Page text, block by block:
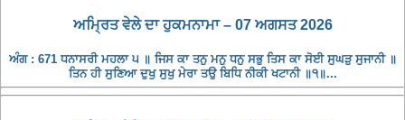
ਅਮ੍ਰਿਤ ਵੇਲੇ ਦਾ ਹੁਕਮਨਾਮਾ – 07 ਅਗਸਤ 2026
ਅੰਗ : 671 ਧਨਾਸਰੀ ਮਹਲਾ ੫ ॥ ਜਿਸ ਕਾ ਤਨੁ ਮਨੁ ਧਨੁ ਸਭੁ ਤਿਸ ਕਾ ਸੋਈ ਸੁਘੜੁ ਸੁਜਾਨੀ ॥
ਤਿਨ ਹੀ ਸੁਣਿਆ ਦੁਖੁ ਸੁਖੁ ਮੇਰਾ ਤਉ ਬਿਧਿ ਨੀਕੀ ਖਟਾਨੀ ॥੧॥...